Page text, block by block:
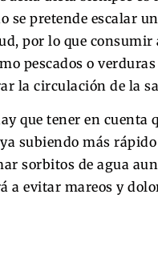
se pretende escalar
por lo que consumir
pescados o
la circulación de la
que tener en cuenta
subiendo más
sorbitos de agua
a evitar mareos y